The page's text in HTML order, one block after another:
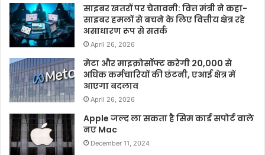
साइबर खतरों पर चेतावनी: वित्त मंत्री ने कहा-
साइबर हमलों से बचने के लिए वित्तीय क्षेत्र रहे
असाधारण रूप से सतर्क
April 26, 2026
मेटा और माइक्रोसॉफ्ट करेगी 20,000 से
अधिक कर्मचारियों की छंटनी, एआई क्षेत्र में
आएगा बदलाव
April 26, 2026
Apple जल्द ला सकता है सिम कार्ड सपोर्ट वाले
नए Mac
December 11, 2024